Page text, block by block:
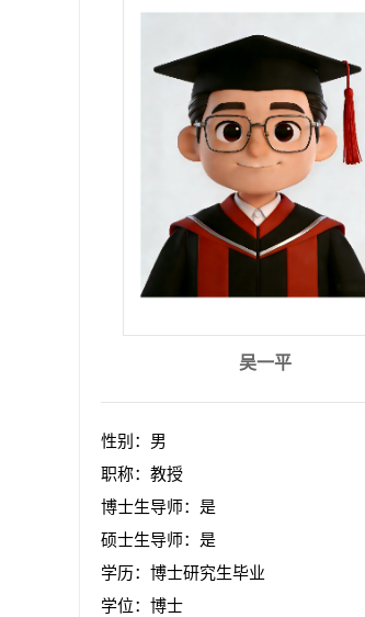
吴一平
性别：男
职称：教授
博士生导师：是
硕士生导师：是
学历：博士研究生毕业
学位：博士